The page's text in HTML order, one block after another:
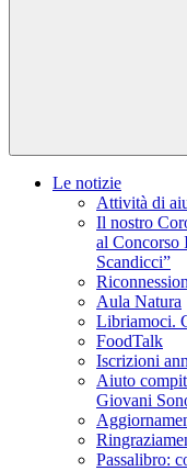
Le notizie
Attività di
Il nostro
al Concorso
Scandicci”
Aula Natura
Libriamoci.
FoodTalk
Iscrizioni
Aiuto
Giovani
Passalibro: